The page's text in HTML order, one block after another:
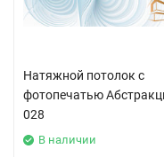
Натяжной потолок с
фотопечатью
028
В наличии